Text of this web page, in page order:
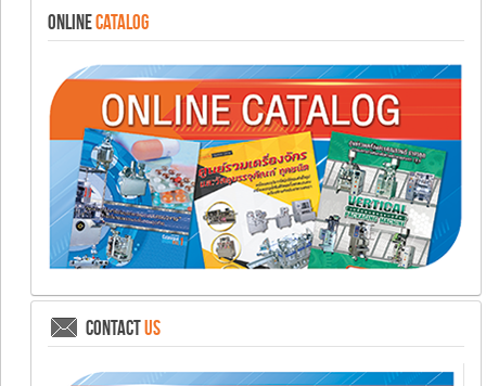
ONLINECATALOG
CONTACTUS